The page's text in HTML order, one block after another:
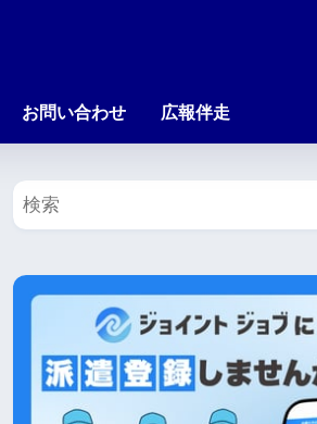
お問い合わせ 広報伴走